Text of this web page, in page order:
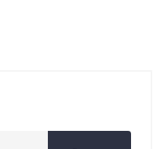
y geolocalización para
del desarrollo de Apps